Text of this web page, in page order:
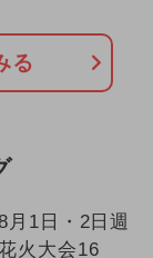
る
月1日・2日週
火大会16